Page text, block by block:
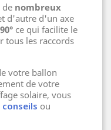
de nombreux
d'autre d'un axe
ce qui facilite le
tous les raccords
votre ballon
de votre
solaire, vous
ou